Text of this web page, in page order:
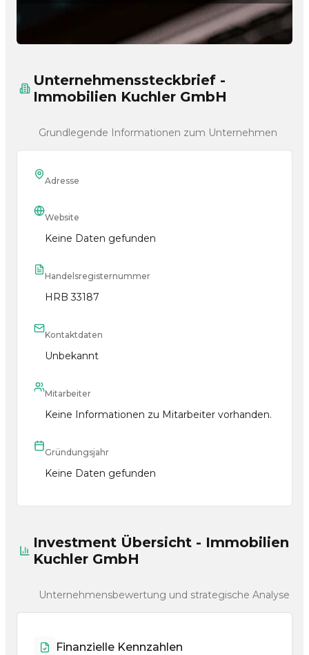
Unternehmenssteckbrief -
Immobilien Kuchler GmbH
Grundlegende Informationen zum Unternehmen
Adresse
Website
Keine Daten gefunden
Handelsregisternummer
HRB 33187
Kontaktdaten
Unbekannt
Mitarbeiter
Keine Informationen zu Mitarbeiter vorhanden.
Gründungsjahr
Keine Daten gefunden
Investment Übersicht - Immobilien
Kuchler GmbH
Unternehmensbewertung und strategische Analyse
Finanzielle Kennzahlen